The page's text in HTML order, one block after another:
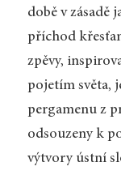
době v zásadě
příchod
zpěvy,
pojetím světa,
pergamenu z
odsouzeny k
výtvory ústní